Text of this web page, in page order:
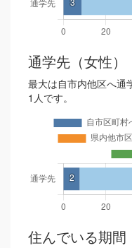
通学先（女性）
最大は自市内他区へ通
1人です。
住んでいる期間